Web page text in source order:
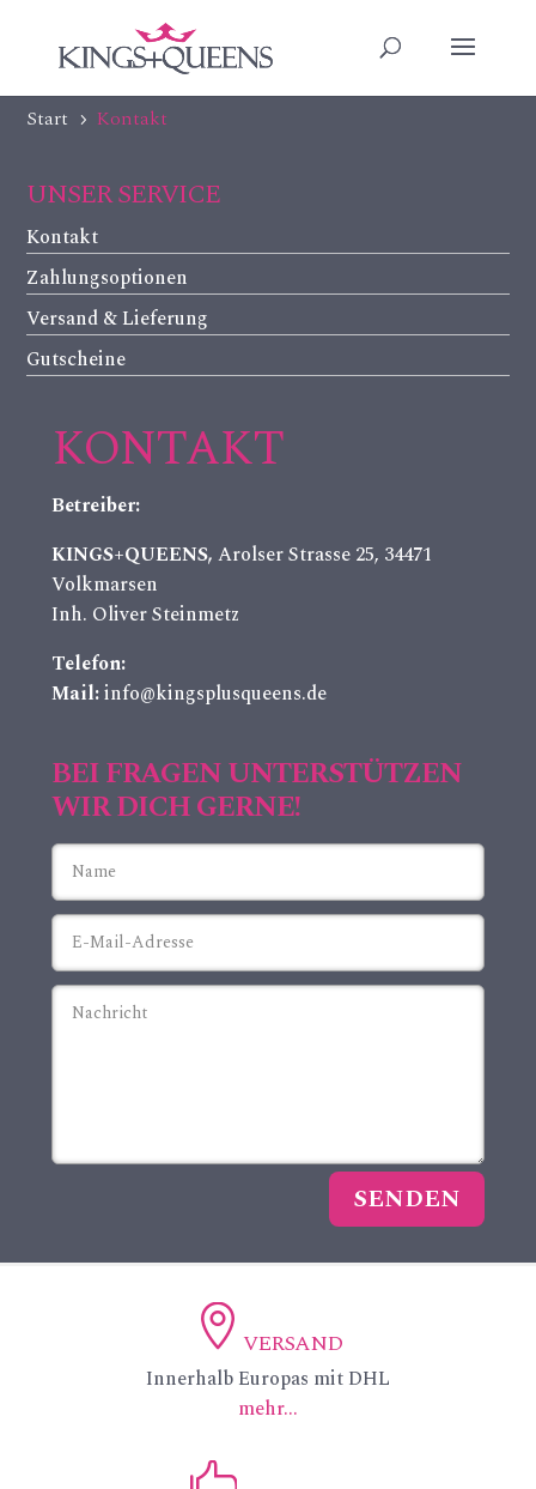
Start 5 Kontakt
UNSER SERVICE
Kontakt
Zahlungsoptionen
Versand & Lieferung
Gutscheine
KONTAKT
Betreiber:
KINGS+QUEENS, Arolser Strasse 25, 34471
Volkmarsen
Inh. Oliver Steinmetz
Telefon:
Mail:info@kingsplusqueens.de
BEI FRAGEN UNTERSTÜTZEN
WIR DICH GERNE!
SENDEN
ic
on
_p
VERSAND
Innerhalb Europas mit DHL
mehr...